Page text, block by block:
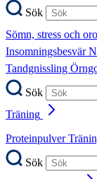
Sök
Sömn, stress och oro
Insomningsbesvär
Tandgnissling
Sök
Träning
Proteinpulver
Sök